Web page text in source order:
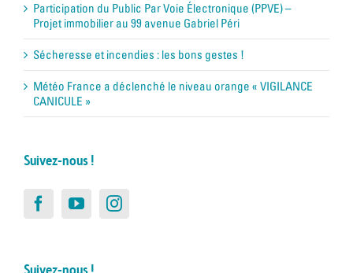
Participation du Public Par Voie Électronique (PPVE) –
Projet immobilier au 99 avenue Gabriel Péri
Sécheresse et incendies : les bons gestes !
Météo France a déclenché le niveau orange « VIGILANCE
CANICULE »
Suivez-nous !